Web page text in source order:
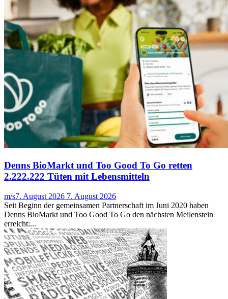
Denns BioMarkt und Too Good To Go retten
2.222.222 Tüten mit Lebensmitteln
m/s7. August 2026 7. August 2026
Seit Beginn der gemeinsamen Partnerschaft im Juni 2020 haben
Denns BioMarkt und Too Good To Go den nächsten Meilenstein
erreicht:...